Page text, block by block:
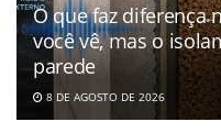
O que faz diferença
você vê, mas o
parede
8 DE AGOSTO DE 2026